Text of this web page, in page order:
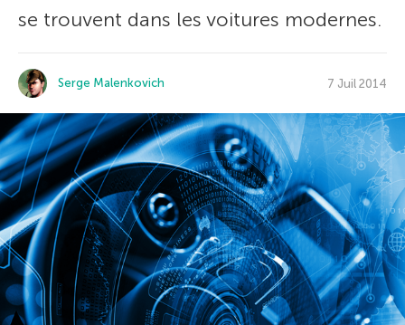
se trouvent dans les voitures modernes.
Serge Malenkovich 7 Juil 2014